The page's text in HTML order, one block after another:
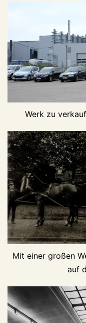
Werk zu
Mit einer großen
auf